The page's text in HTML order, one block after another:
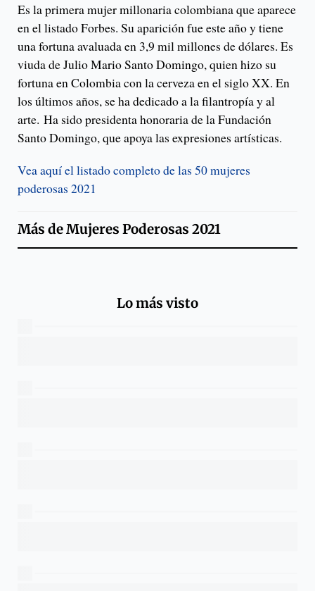
Es la primera mujer millonaria colombiana que aparece
en el listado Forbes. Su aparición fue este año y tiene
una fortuna avaluada en 3,9 mil millones de dólares. Es
viuda de Julio Mario Santo Domingo, quien hizo su
fortuna en Colombia con la cerveza en el siglo XX. En
los últimos años, se ha dedicado a la filantropía y al
arte. Ha sido presidenta honoraria de la Fundación
Santo Domingo, que apoya las expresiones artísticas.
Vea aquí el listado completo de las 50 mujeres
poderosas 2021
Más deMujeres Poderosas 2021
Lo más visto